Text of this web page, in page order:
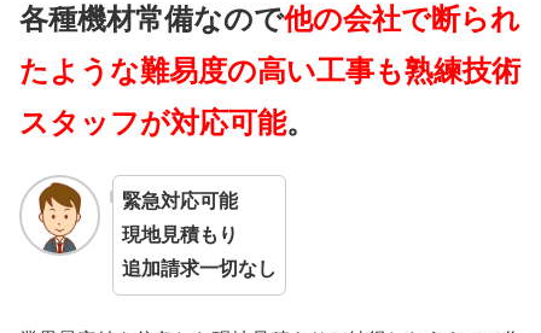
各種機材常備なので他の会社で断られ
たような難易度の高い工事も熟練技術
スタッフが対応可能。
緊急対応可能
現地見積もり
追加請求一切なし